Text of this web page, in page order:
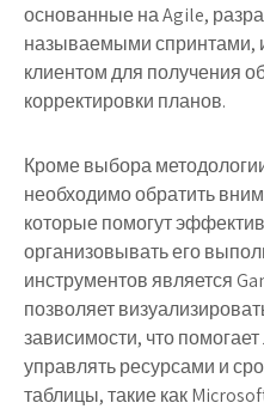
основанные на Agile,
называемыми спринтами,
клиентом для получения
корректировки планов.
Кроме выбора
необходимо обратить
которые помогут
организовывать его
инструментов является
позволяет
зависимости, что
управлять ресурсами и
таблицы, такие как